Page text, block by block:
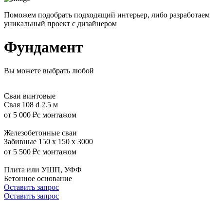
Поможем подобрать подходящий интерьер, либо разработаем
уникальный проект с дизайнером
Фундамент
Вы можете выбрать любой
Сваи винтовые
Свая 108 d 2.5 м
от 5 000 ₽с монтажом
Железобетонные сваи
Забивные 150 x 150 x 3000
от 5 500 ₽с монтажом
Плита или УШП, УФФ
Бетонное основание
Оставить запрос
Оставить запрос